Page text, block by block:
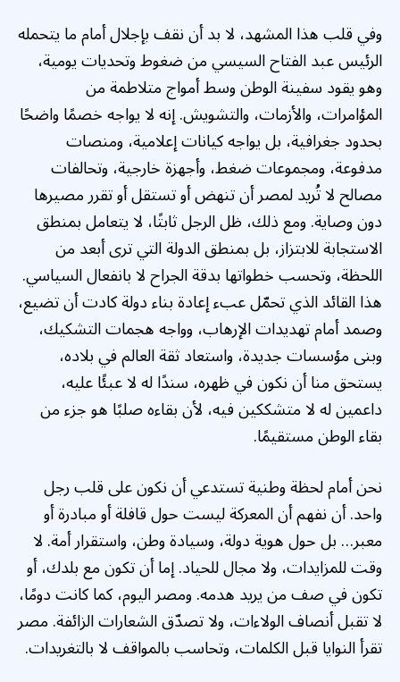
وفي قلب هذا المشهد، لا بد أن نقف بإجلال أمام ما يتحمله
الرئيس عبد الفتاح السيسي من ضغوط وتحديات يومية،
وهو يقود سفينة الوطن وسط أمواج متلاطمة من
المؤامرات، والأزمات، والتشويش. إنه لا يواجه خصمًا واضحًا
بحدود جغرافية، بل يواجه كيانات إعلامية، ومنصات
مدفوعة، ومجموعات ضغط، وأجهزة خارجية، وتحالفات
مصالح لا تُريد لمصر أن تنهض أو تستقل أو تقرر مصيرها
دون وصاية. ومع ذلك، ظل الرجل ثابتًا، لا يتعامل بمنطق
الاستجابة للابتزاز، بل بمنطق الدولة التي ترى أبعد من
اللحظة، وتحسب خطواتها بدقة الجراح لا بانفعال السياسي.
هذا القائد الذي تحمّل عبء إعادة بناء دولة كادت أن تضيع،
وصمد أمام تهديدات الإرهاب، وواجه هجمات التشكيك،
وبنى مؤسسات جديدة، واستعاد ثقة العالم في بلاده،
يستحق منا أن نكون في ظهره، سندًا له لا عبئًا عليه،
داعمين له لا متشككين فيه، لأن بقاءه صلبًا هو جزء من
بقاء الوطن مستقيمًا.
نحن أمام لحظة وطنية تستدعي أن نكون على قلب رجل
واحد. أن نفهم أن المعركة ليست حول قافلة أو مبادرة أو
معبر… بل حول هوية دولة، وسيادة وطن، واستقرار أمة. لا
وقت للمزايدات، ولا مجال للحياد. إما أن تكون مع بلدك، أو
تكون في صف من يريد هدمه. ومصر اليوم، كما كانت دومًا،
لا تقبل أنصاف الولاءات، ولا تصدّق الشعارات الزائفة. مصر
تقرأ النوايا قبل الكلمات، وتحاسب بالمواقف لا بالتغريدات.